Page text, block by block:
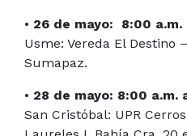
• 26 de mayo: 8:00 a.m.
Usme: Vereda El Destino
Sumapaz.
• 28 de mayo: 8:00 a.m.
San Cristóbal: UPR